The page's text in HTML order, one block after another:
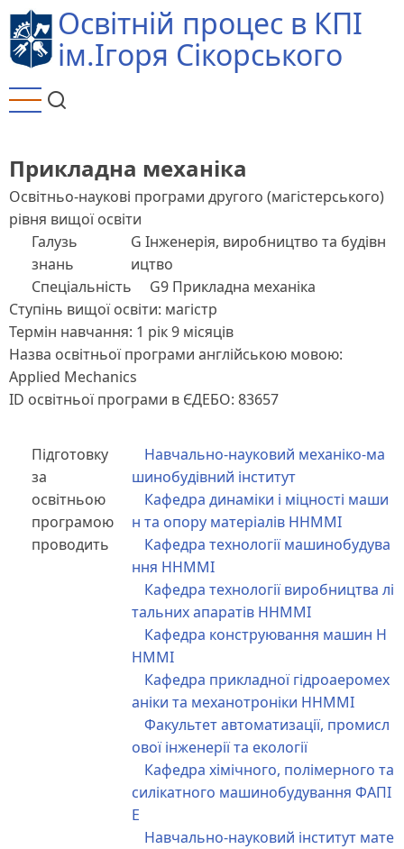
Перейти
до
основного
Освітній процес в КПІ
ім.Ігоря Сікорського
Прикладна механіка
Освітньо-наукові програми другого (магістерського)
рівня вищої освіти
Галузь
знань
G Інженерія, виробництво та будівн
ицтво
Спеціальність
G9 Прикладна механіка
Ступінь вищої освіти: магістр
Термін навчання: 1 рік 9 місяців
Назва освітньої програми англійською мовою:
Applied Mechanics
ID освітньої програми в ЄДЕБО: 83657
Підготовку
за
освітньою
програмою
проводить
Навчально-науковий механіко-ма
шинобудівний інститут
Кафедра динаміки і міцності маши
н та опору матеріалів ННММІ
Кафедра технології машинобудува
ння ННММІ
Кафедра технології виробництва лі
тальних апаратів ННММІ
Кафедра конструювання машин Н
НММІ
Кафедра прикладної гідроаеромех
аніки та механотроніки ННММІ
Факультет автоматизації, промисл
ової інженерії та екології
Кафедра хімічного, полімерного та
силікатного машинобудування ФАПІ
Е
Навчально-науковий інститут мате